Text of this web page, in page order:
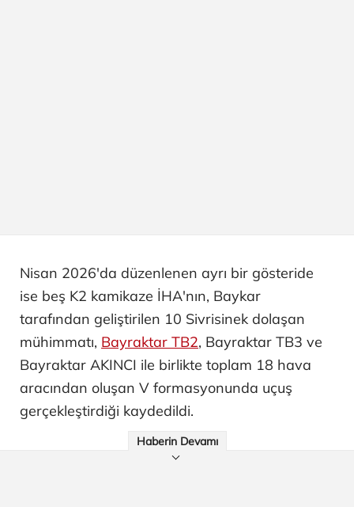
Nisan 2026'da düzenlenen ayrı bir gösteride
ise beş K2 kamikaze İHA'nın, Baykar
tarafından geliştirilen 10 Sivrisinek dolaşan
mühimmatı, Bayraktar TB2, Bayraktar TB3 ve
Bayraktar AKINCI ile birlikte toplam 18 hava
aracından oluşan V formasyonunda uçuş
gerçekleştirdiği kaydedildi.
Haberin Devamı